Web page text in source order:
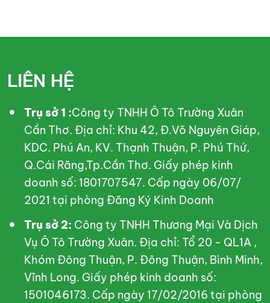
LIÊN HỆ
Trụ sở 1 :Công ty TNHH Ô Tô Trường Xuân
Cần Thơ. Địa chỉ: Khu 42, Đ.Võ Nguyên Giáp,
KDC. Phú An, KV. Thạnh Thuận, P. Phú Thứ,
Q.Cái Răng,Tp.Cần Thơ. Giấy phép kinh
doanh số: 1801707547. Cấp ngày 06/07/
2021 tại phòng Đăng Ký Kinh Doanh
Trụ sở 2: Công ty TNHH Thương Mại Và Dịch
Vụ Ô Tô Trường Xuân. Địa chỉ: Tổ 20 - QL1A ,
Khóm Đông Thuận, P. Đông Thuận, Bình Minh,
Vĩnh Long. Giấy phép kinh doanh số:
1501046173. Cấp ngày 17/02/2016 tại phòng